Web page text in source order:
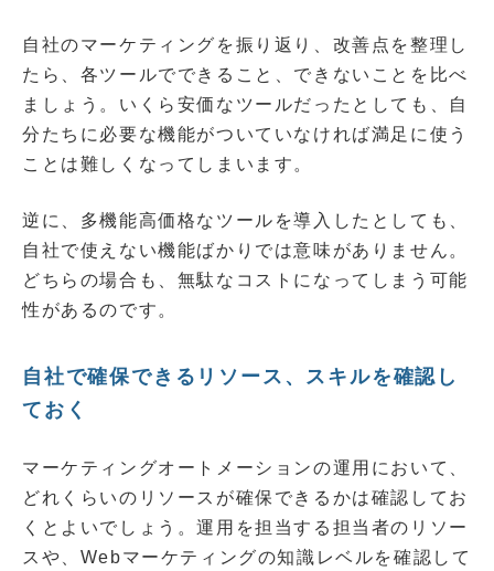
自社のマーケティングを振り返り、改善点を整理し
たら、各ツールでできること、できないことを比べ
ましょう。いくら安価なツールだったとしても、自
分たちに必要な機能がついていなければ満足に使う
ことは難しくなってしまいます。
逆に、多機能高価格なツールを導入したとしても、
自社で使えない機能ばかりでは意味がありません。
どちらの場合も、無駄なコストになってしまう可能
性があるのです。
自社で確保できるリソース、スキルを確認し
ておく
マーケティングオートメーションの運用において、
どれくらいのリソースが確保できるかは確認してお
くとよいでしょう。運用を担当する担当者のリソー
スや、Webマーケティングの知識レベルを確認して